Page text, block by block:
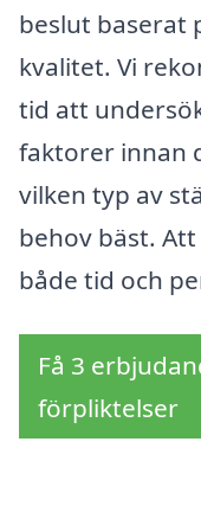
beslut baserat
kvalitet. Vi
tid att
faktorer innan
vilken typ av
behov bäst.
både tid och
Få 3
förpliktelser